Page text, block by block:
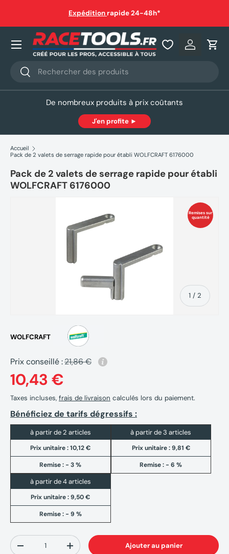
Aller au contenu
Expédition rapide 24-48h*
Recherche
Rechercher
Se
Nos produits
De nombreux produits à prix coûtants
J'en profite ►
Accueil
Pack de 2 valets de serrage rapide pour établi WOLFCRAFT 6176000
Pack de 2 valets de serrage rapide pour établi
WOLFCRAFT 6176000
Remises sur
quantité
1 / de
2
WOLFCRAFT
Prix conseillé :21,86 €
10,43 €
Taxes incluses, frais de livraison calculés lors du paiement.
Bénéficiez de tarifs dégressifs :
à partir de 2 articles
Prix unitaire :10,12 €
Remise : - 3 %
à partir de 3 articles
Prix unitaire :9,81 €
Remise : - 6 %
à partir de 4 articles
Prix unitaire :9,50 €
Remise : - 9 %
Qté
-
+ Ajouter au panier